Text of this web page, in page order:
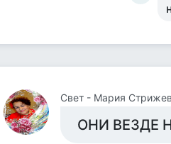
Свет - Мария
ОНИ ВЕЗДЕ